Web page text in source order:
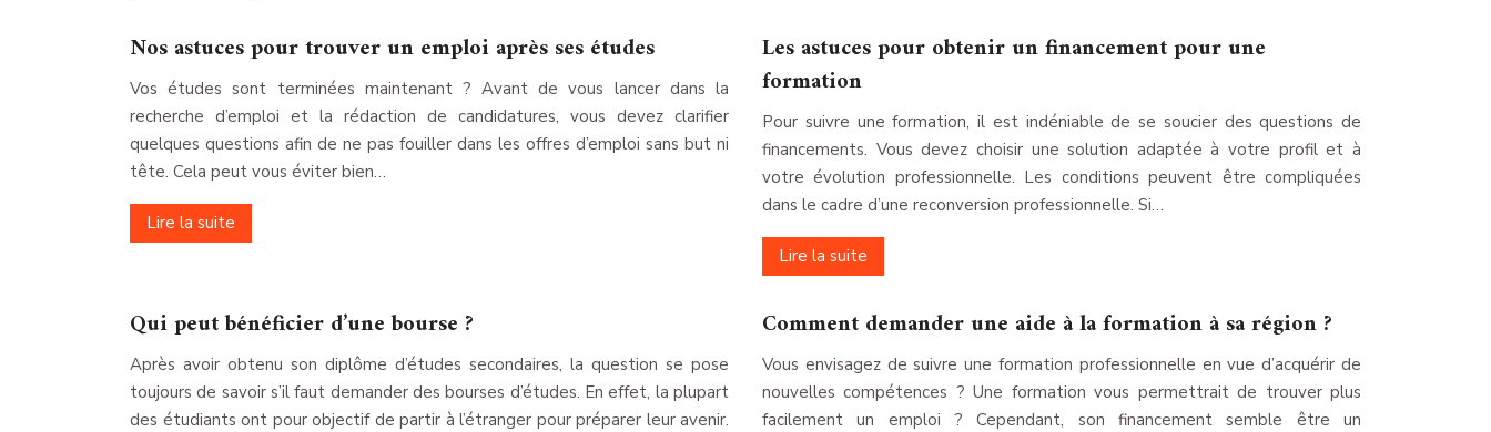
Nos astuces pour trouver un emploi après ses études
Vos études sont terminées maintenant ? Avant de vous lancer dans la
recherche d’emploi et la rédaction de candidatures, vous devez clarifier
quelques questions afin de ne pas fouiller dans les offres d’emploi sans but ni
tête. Cela peut vous éviter bien…
Lire la suite
Les astuces pour obtenir un financement pour une
formation
Pour suivre une formation, il est indéniable de se soucier des questions de
financements. Vous devez choisir une solution adaptée à votre profil et à
votre évolution professionnelle. Les conditions peuvent être compliquées
dans le cadre d’une reconversion professionnelle. Si…
Lire la suite
Qui peut bénéficier d’une bourse ?
Après avoir obtenu son diplôme d’études secondaires, la question se pose
toujours de savoir s’il faut demander des bourses d’études. En effet, la plupart
des étudiants ont pour objectif de partir à l’étranger pour préparer leur avenir.
Comment demander une aide à la formation à sa région ?
Vous envisagez de suivre une formation professionnelle en vue d’acquérir de
nouvelles compétences ? Une formation vous permettrait de trouver plus
facilement un emploi ? Cependant, son financement semble être un